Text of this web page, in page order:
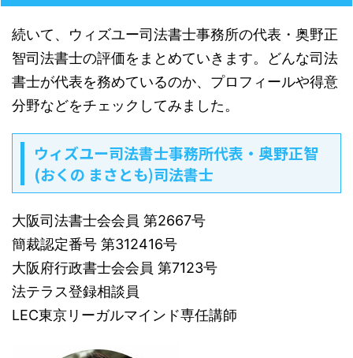
続いて、ウィズユー司法書士事務所の代表・奥野正
智司法書士の評価をまとめていきます。どんな司法
書士が代表を務めているのか、プロフィールや得意
分野などをチェックしてみました。
ウィズユー司法書士事務所代表・奥野正智
(おくの まさとも)司法書士
大阪司法書士会会員 第2667号
簡裁認定番号 第312416号
大阪府行政書士会会員 第7123号
法テラス登録相談員
LEC東京リーガルマインド専任講師